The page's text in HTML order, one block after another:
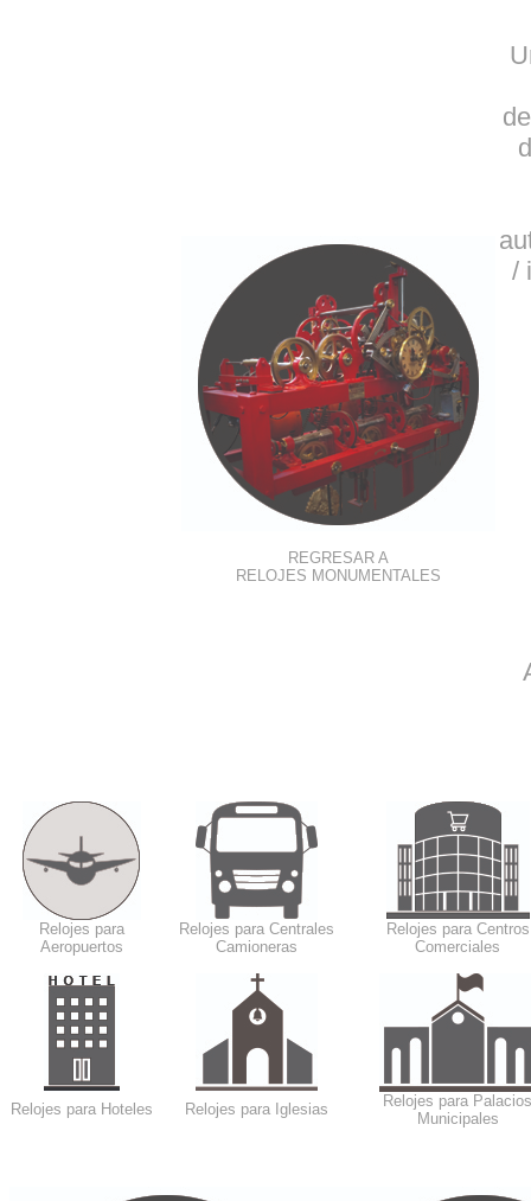
REGRESAR A
RELOJES MONUMENTALES
/
Relojes para
Aeropuertos
Relojes para Centrales
Camioneras
Relojes para Centros
Comerciales
Relojes para Hoteles Relojes para Iglesias
Relojes para Palacios
Municipales